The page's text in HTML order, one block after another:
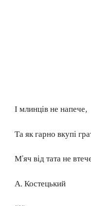
І млинців не напече,
Та як гарно вкупі
М’яч від тата не
А. Костецький